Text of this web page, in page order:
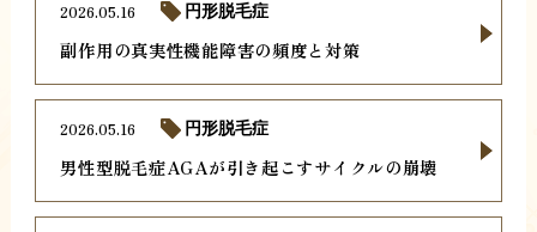
副作用の真実性機能障害の頻度と対策
2026.05.16 円形脱毛症
男性型脱毛症AGAが引き起こすサイクルの崩壊
2026.05.16 円形脱毛症